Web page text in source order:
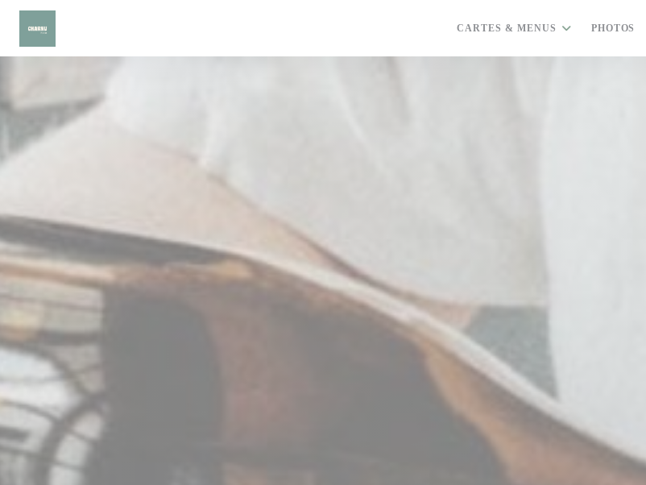
Personnalisation de vos choix en matière de cookies
CARTES & MENUS PHOTOS